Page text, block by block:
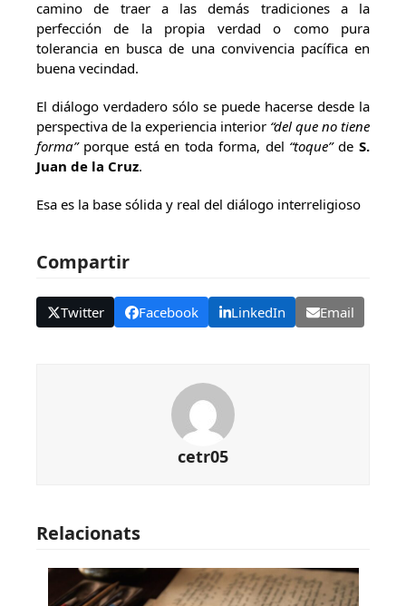
camino de traer a las demás tradiciones a la
perfección de la propia verdad o como pura
tolerancia en busca de una convivencia pacífica en
buena vecindad.
El diálogo verdadero sólo se puede hacerse desde la
perspectiva de la experiencia interior “del que no tiene
forma”porque está en toda forma, del “toque”deS.
Juan de la Cruz.
Esa es la base sólida y real del diálogo interreligioso
Compartir
Twitter Facebook LinkedIn Email
cetr05
Relacionats